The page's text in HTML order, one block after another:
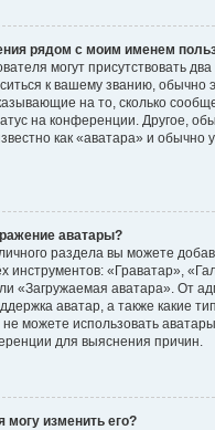
рядом с моим именем
могут присутствовать
к вашему званию, обычно
на то, сколько
на конференции. Другое,
как «аватара» и обычно
аватары?
раздела вы можете
инструментов: «Граватар»,
«Загружаемая аватара». От
аватар, а также какие
можете использовать
для выяснения причин.
могу изменить его?